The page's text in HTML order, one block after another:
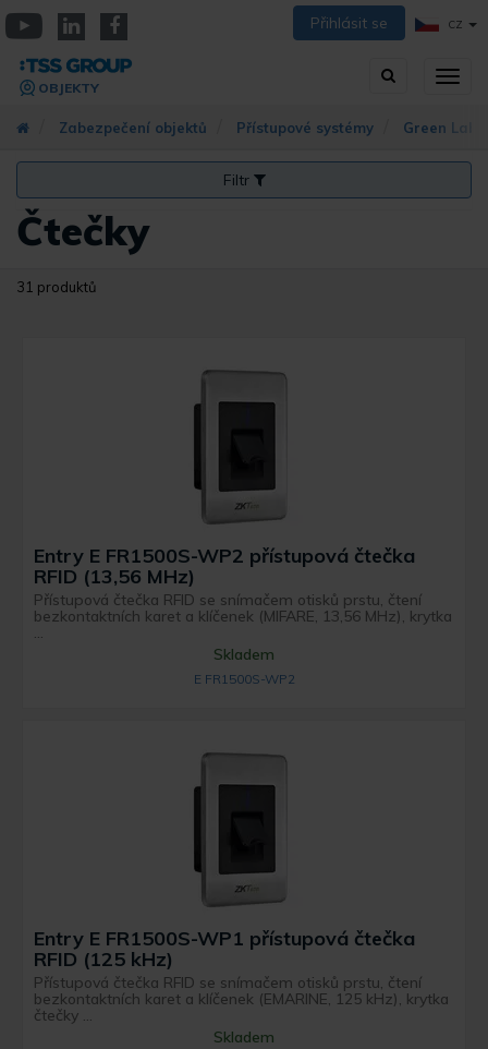
Přejít
k
hlavnímu
obsahu
Přihlásit se CZ
Vyhledávání
OBJEKTY
Zabezpečení objektů Přístupové systémy Green
Filtr
Čtečky
31 produktů
Entry E FR1500S-WP2 přístupová čtečka
RFID (13,56 MHz)
Přístupová čtečka RFID se snímačem otisků prstu, čtení
bezkontaktních karet a klíčenek (MIFARE, 13,56 MHz), krytka
...
Skladem
E FR1500S-WP2
Entry E FR1500S-WP1 přístupová čtečka
RFID (125 kHz)
Přístupová čtečka RFID se snímačem otisků prstu, čtení
bezkontaktních karet a klíčenek (EMARINE, 125 kHz), krytka
čtečky ...
Skladem